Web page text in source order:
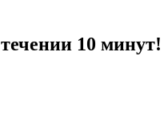
10 минут!